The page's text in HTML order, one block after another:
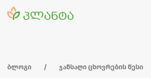
ბლოგი ჯანსაღი ცხოვრების წესი